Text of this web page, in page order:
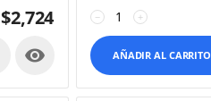
$2,724

+
−
AÑADIR AL CARRITO